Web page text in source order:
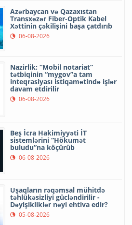
Azərbaycan və Qazaxıstan
Transxəzər Fiber-Optik Kabel
Xəttinin çəkilişini başa çatdırıb
06-08-2026
Nazirlik: “Mobil notariat”
tətbiqinin “mygov”a tam
inteqrasiyası istiqamətində işlər
davam etdirilir
06-08-2026
Beş İcra Hakimiyyəti İT
sistemlərini “Hökumət
buludu”na köçürüb
06-08-2026
Uşaqların rəqəmsal mühitdə
təhlükəsizliyi gücləndirilir -
Dəyişikliklər nəyi ehtiva edir?
05-08-2026